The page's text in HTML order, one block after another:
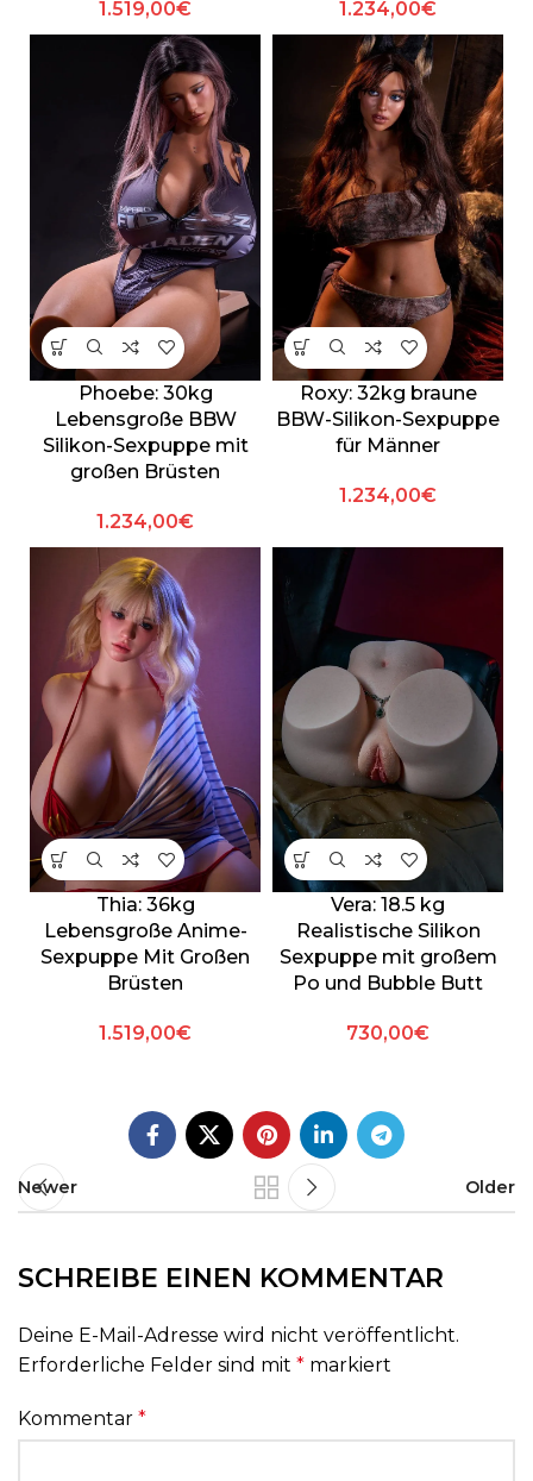
1.519,00€ 1.234,00€
Phoebe: 30kg
Lebensgroße BBW
Silikon-Sexpuppe mit
großen Brüsten
1.234,00€
Roxy: 32kg braune
BBW-Silikon-Sexpuppe
für Männer
1.234,00€
Thia: 36kg
Lebensgroße Anime-
Sexpuppe Mit Großen
Brüsten
1.519,00€
Vera: 18.5 kg
Realistische Silikon
Sexpuppe mit großem
Po und Bubble Butt
730,00€
Newer Older
SCHREIBE EINEN KOMMENTAR
Deine E-Mail-Adresse wird nicht veröffentlicht.
Erforderliche Felder sind mit * markiert
Kommentar *